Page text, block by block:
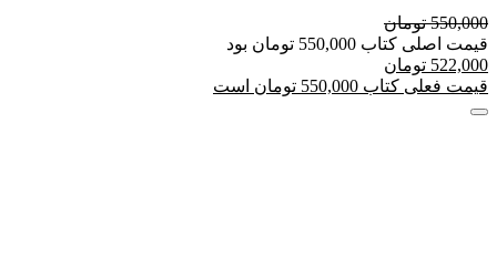
550,000 تومان
قیمت اصلی کتاب 550,000 تومان بود
522,000 تومان
قیمت فعلی کتاب 550,000 تومان است